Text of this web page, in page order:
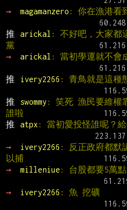
→
magamanzero : 你在漁港看
推
arickal : 不好吧，大家都
黨
→
arickal : 當初學運就不會
推
ivery2266 : 青鳥就是這種
推
swommy : 笑死 漁民要維權
誰啦
推
atpx : 當初愛投怪誰呢？
→
ivery2266 : 反正政府都默
以捕
→
milleniue : 台股都要5萬
→
ivery2266 : 魚 挖礦